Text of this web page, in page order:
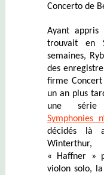
Concerto de
Ayant
trouvait en
semaines,
des
firme
un an plus
une série
Symphonies
décidés là
Winterthur,
« Haffner »
violon solo,